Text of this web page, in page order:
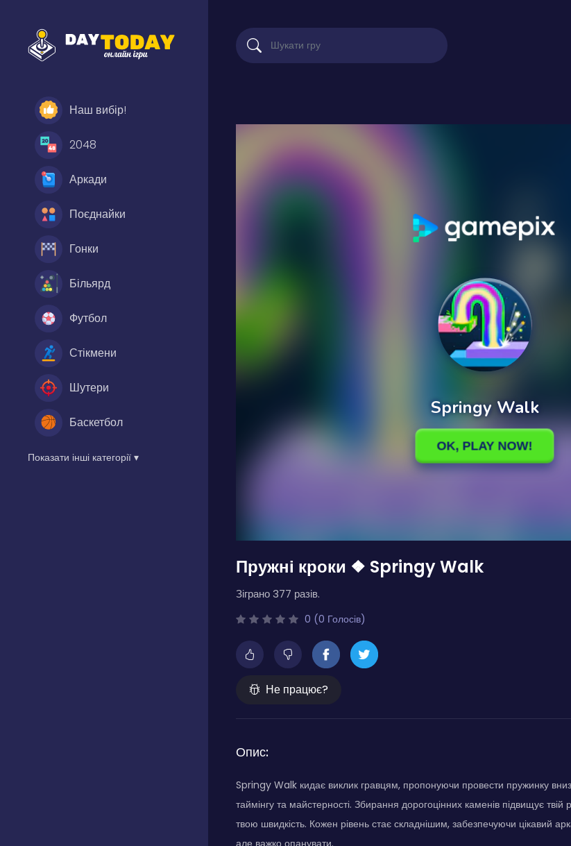
Наш вибір!
2048
Аркади
Поєднайки
Гонки
Більярд
Футбол
Стікмени
Шутери
Баскетбол
Показати інші категорії ▾
Пружні кроки ❖ Springy Walk
Зіграно 377 разів.
0 (0 Голосів)
Не працює?
Опис:
Springy Walk кидає виклик гравцям, пропонуючи провести пружинку
таймінгу та майстерності. Збирання дорогоцінних каменів підвищує твій
твою швидкість. Кожен рівень стає складнішим, забезпечуючи цікавий
але важко опанувати.